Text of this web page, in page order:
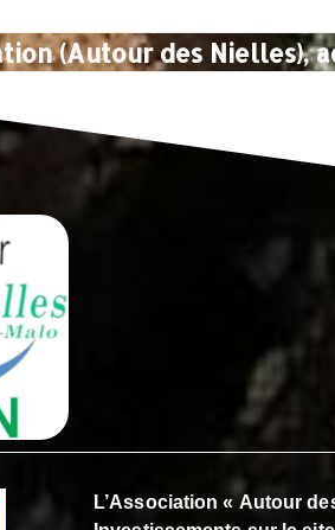
(Autour des Nielles),
L’Association « Autour